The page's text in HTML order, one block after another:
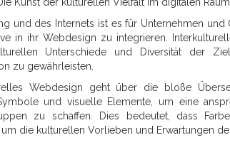
Kunst der kulturellen Vielfalt im digitalen Raum
und des Internets ist es für Unternehmen
in ihr Webdesign zu integrieren.
Unterschiede und Diversität der
zu gewährleisten.
Webdesign geht über die bloße
und visuelle Elemente, um eine
zu schaffen. Dies bedeutet, dass
die kulturellen Vorlieben und Erwartungen